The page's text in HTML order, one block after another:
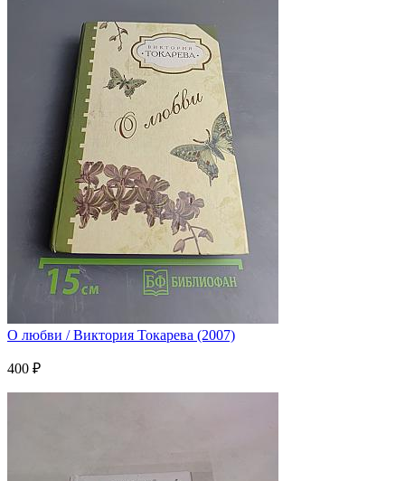
О любви / Виктория Токарева (2007)
400 ₽